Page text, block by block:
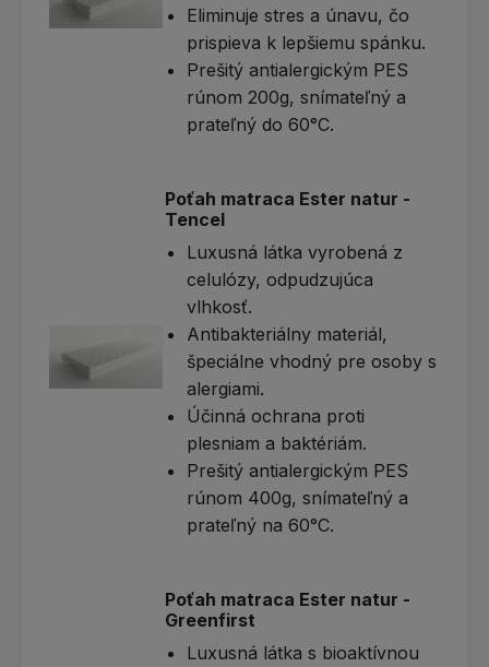
Eliminuje stres a únavu, čo
prispieva k lepšiemu spánku.
Prešitý antialergickým PES
rúnom 200g, snímateľný a
prateľný do 60°C.
Poťah matraca Ester natur -
Tencel
Luxusná látka vyrobená z
celulózy, odpudzujúca
vlhkosť.
Antibakteriálny materiál,
špeciálne vhodný pre osoby s
alergiami.
Účinná ochrana proti
plesniam a baktériám.
Prešitý antialergickým PES
rúnom 400g, snímateľný a
prateľný na 60°C.
Poťah matraca Ester natur -
Greenfirst
Luxusná látka s bioaktívnou